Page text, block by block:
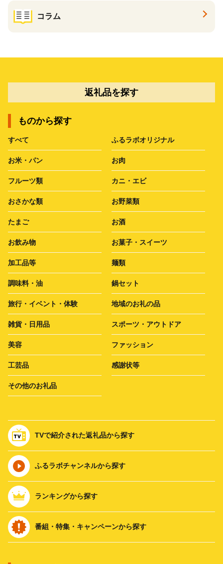
コラム
返礼品を探す
ものから探す
すべて ふるラボオリジナル
お米・パン お肉
フルーツ類 カニ・エビ
おさかな類 お野菜類
たまご お酒
お飲み物 お菓子・スイーツ
加工品等 麺類
調味料・油 鍋セット
旅行・イベント・体験 地域のお礼の品
雑貨・日用品 スポーツ・アウトドア
美容 ファッション
工芸品 感謝状等
その他のお礼品
TVで紹介された返礼品から探す
ふるラボチャンネルから探す
ランキングから探す
番組・特集・キャンペーンから探す